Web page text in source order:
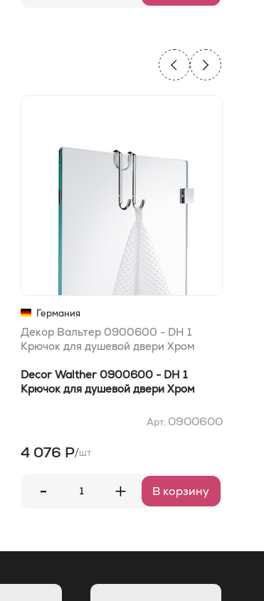
Германия
Декор Вальтер 0900600 - DH 1
Крючок для душевой двери Хром
Decor Walther 0900600 - DH 1
Крючок для душевой двери Хром
Арт. 0900600
4 076 Р/шт
- + В корзину